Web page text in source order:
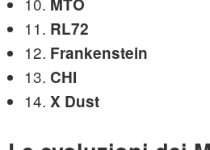
11. RL72
12. Frankenstein
13. CHI
14. X Dust